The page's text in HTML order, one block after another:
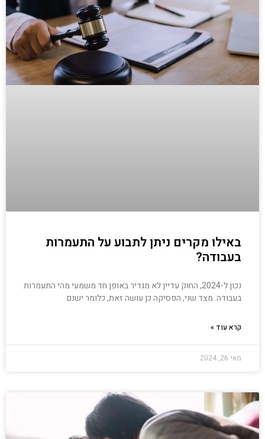
באילו מקרים ניתן לתבוע על התעמרות
בעבודה?
נכון ל-2024, החוק עדיין לא מגדיר באופן חד משמעי מהי התעמרות
בעבודה. מצד שני, הפסיקה כן עושה זאת, כלומר ישנם
קרא עוד »
מאי 26, 2024